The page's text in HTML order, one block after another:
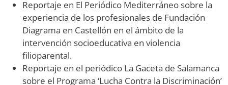
Reportaje en El Periódico Mediterráneo sobre la
experiencia de los profesionales de Fundación
Diagrama en Castellón en el ámbito de la
intervención socioeducativa en violencia
filioparental.
Reportaje en el periódico La Gaceta de Salamanca
sobre el Programa ‘Lucha Contra la Discriminación’